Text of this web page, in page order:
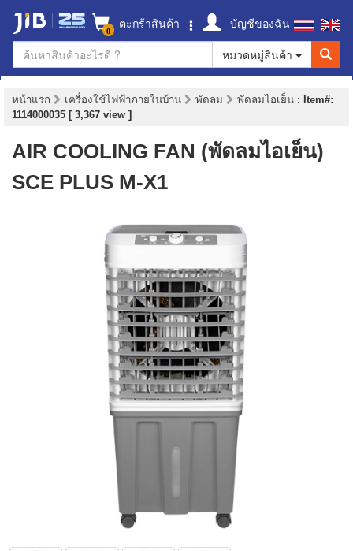
0 ตะกร้าสินค้า
บัญชีของฉัน
หมวดหมู่สินค้า
หน้าแรก เครื่องใช้ไฟฟ้าภายในบ้าน พัดลม พัดลมไอเย็น : Item#:
1114000035 [ 3,367 view ]
AIR COOLING FAN (พัดลมไอเย็น)
SCE PLUS M-X1